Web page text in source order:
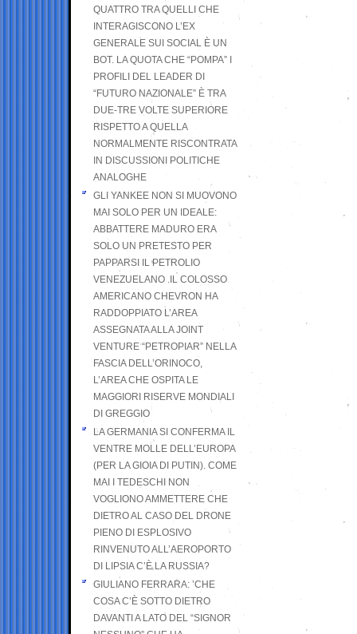
QUATTRO TRA QUELLI CHE
INTERAGISCONO L’EX
GENERALE SUI SOCIAL È UN
BOT. LA QUOTA CHE “POMPA” I
PROFILI DEL LEADER DI
“FUTURO NAZIONALE” È TRA
DUE-TRE VOLTE SUPERIORE
RISPETTO A QUELLA
NORMALMENTE RISCONTRATA
IN DISCUSSIONI POLITICHE
ANALOGHE
GLI YANKEE NON SI MUOVONO
MAI SOLO PER UN IDEALE:
ABBATTERE MADURO ERA
SOLO UN PRETESTO PER
PAPPARSI IL PETROLIO
VENEZUELANO .IL COLOSSO
AMERICANO CHEVRON HA
RADDOPPIATO L’AREA
ASSEGNATA ALLA JOINT
VENTURE “PETROPIAR” NELLA
FASCIA DELL’ORINOCO,
L’AREA CHE OSPITA LE
MAGGIORI RISERVE MONDIALI
DI GREGGIO
LA GERMANIA SI CONFERMA IL
VENTRE MOLLE DELL’EUROPA
(PER LA GIOIA DI PUTIN). COME
MAI I TEDESCHI NON
VOGLIONO AMMETTERE CHE
DIETRO AL CASO DEL DRONE
PIENO DI ESPLOSIVO
RINVENUTO ALL’AEROPORTO
DI LIPSIA C’È LA RUSSIA?
GIULIANO FERRARA: ’CHE
COSA C’È SOTTO DIETRO
DAVANTI A LATO DEL “SIGNOR